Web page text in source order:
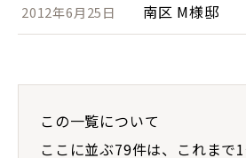
2012年6月25日 南区 M様邸
この一覧について
ここに並ぶ79件は、これまで